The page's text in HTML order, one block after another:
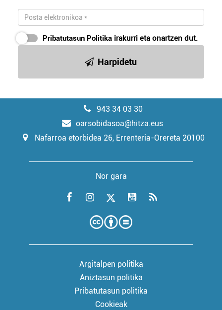
Pribatutasun Politika irakurri eta onartzen dut.
Harpidetu
943 34 03 30
oarsobidasoa@hitza.eus
Nafarroa etorbidea 26, Errenteria-Orereta 20100
Nor gara
Argitalpen politika
Aniztasun politika
Pribatutasun politika
Cookieak